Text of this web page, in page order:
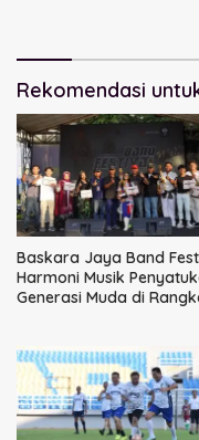
Rekomendasi
Baskara Jaya Band
Harmoni Musik
Generasi Muda di